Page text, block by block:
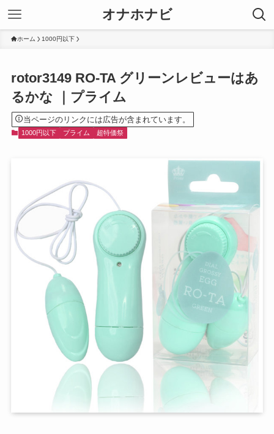
オナホナビ
ホーム 1000円以下
rotor3149 RO-TA グリーンレビューはあ
るかな ｜プライム
当ページのリンクには広告が含まれています。
1000円以下 プライム 超特価祭